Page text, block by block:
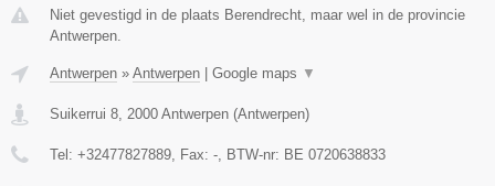
Niet gevestigd in de plaats Berendrecht, maar wel in de provincie
Antwerpen.
Antwerpen » Antwerpen Google maps ▼
Suikerrui 8, 2000 Antwerpen (Antwerpen)
Tel: +32477827889, Fax: -, BTW-nr: BE 0720638833